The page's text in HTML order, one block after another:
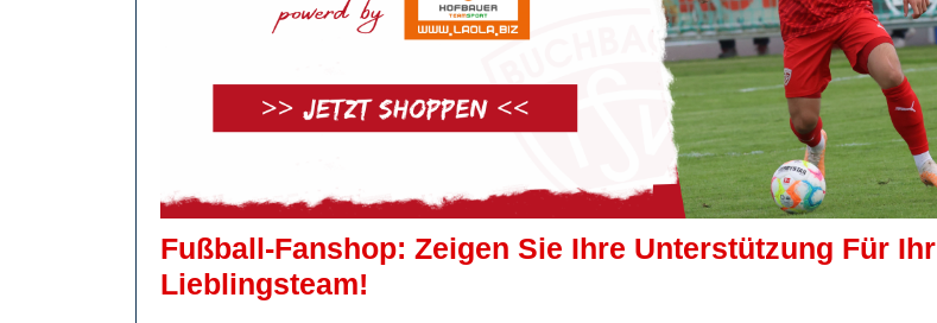
Fußball-Fanshop: Zeigen Sie Ihre Unterstützung Für Ihr
Lieblingsteam!